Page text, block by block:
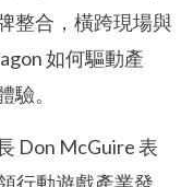
整合，橫跨現場與
如何驅動產
驗。
Don McGuire 表